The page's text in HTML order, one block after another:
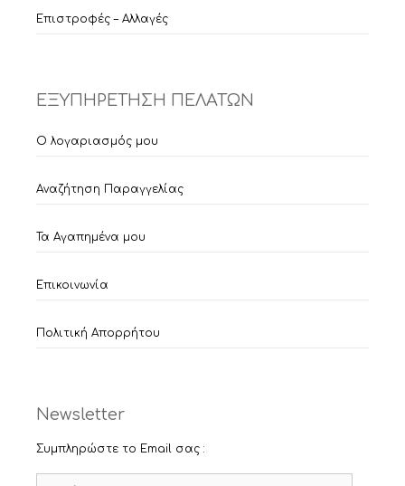
Επιστροφές – Αλλαγές
ΕΞΥΠΗΡΕΤΗΣΗ ΠΕΛΑΤΩΝ
Ο λογαριασμός μου
Αναζήτηση Παραγγελίας
Τα Αγαπημένα μου
Επικοινωνία
Πολιτική Απορρήτου
Newsletter
Συμπληρώστε το Email σας :